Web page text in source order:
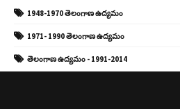
1948-1970 తెలంగాణ ఉద్యమం
1971- 1990 తెలంగాణ ఉద్యమం
తెలంగాణ ఉద్యమం - 1991-2014